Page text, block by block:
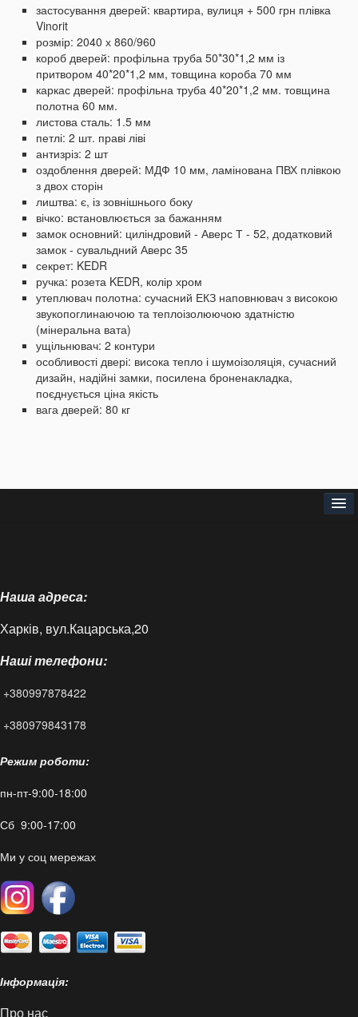
застосування дверей: квартира, вулиця + 500 грн плівка
Vinorit
розмір: 2040 х 860/960
короб дверей: профільна труба 50*30*1,2 мм із
притвором 40*20*1,2 мм, товщина короба 70 мм
каркас дверей: профільна труба 40*20*1,2 мм. товщина
полотна 60 мм.
листова сталь: 1.5 мм
петлі: 2 шт. праві ліві
антизріз: 2 шт
оздоблення дверей: МДФ 10 мм, ламінована ПВХ плівкою
з двох сторін
лиштва: є, із зовнішнього боку
вічко: встановлюється за бажанням
замок основний: циліндровий - Аверс Т - 52, додатковий
замок - сувальдний Аверс 35
секрет: KEDR
ручка: розета KEDR, колір хром
утеплювач полотна: сучасний ЕКЗ наповнювач з високою
звукопоглинаючою та теплоізолюючою здатністю
(мінеральна вата)
ущільнювач: 2 контури
особливості двері: висока тепло і шумоізоляція, сучасний
дизайн, надійні замки, посилена броненакладка,
поєднується ціна якість
вага дверей: 80 кг
Доставка і оплата
Контакти
Статті
FAQ
Наша адреса:
Харків, вул.Кацарська,20
Наші телефони:
+380997878422
+380979843178
Режим роботи:
пн-пт-9:00-18:00
Сб 9:00-17:00
Ми у соц мережах
Інформація:
Про нас